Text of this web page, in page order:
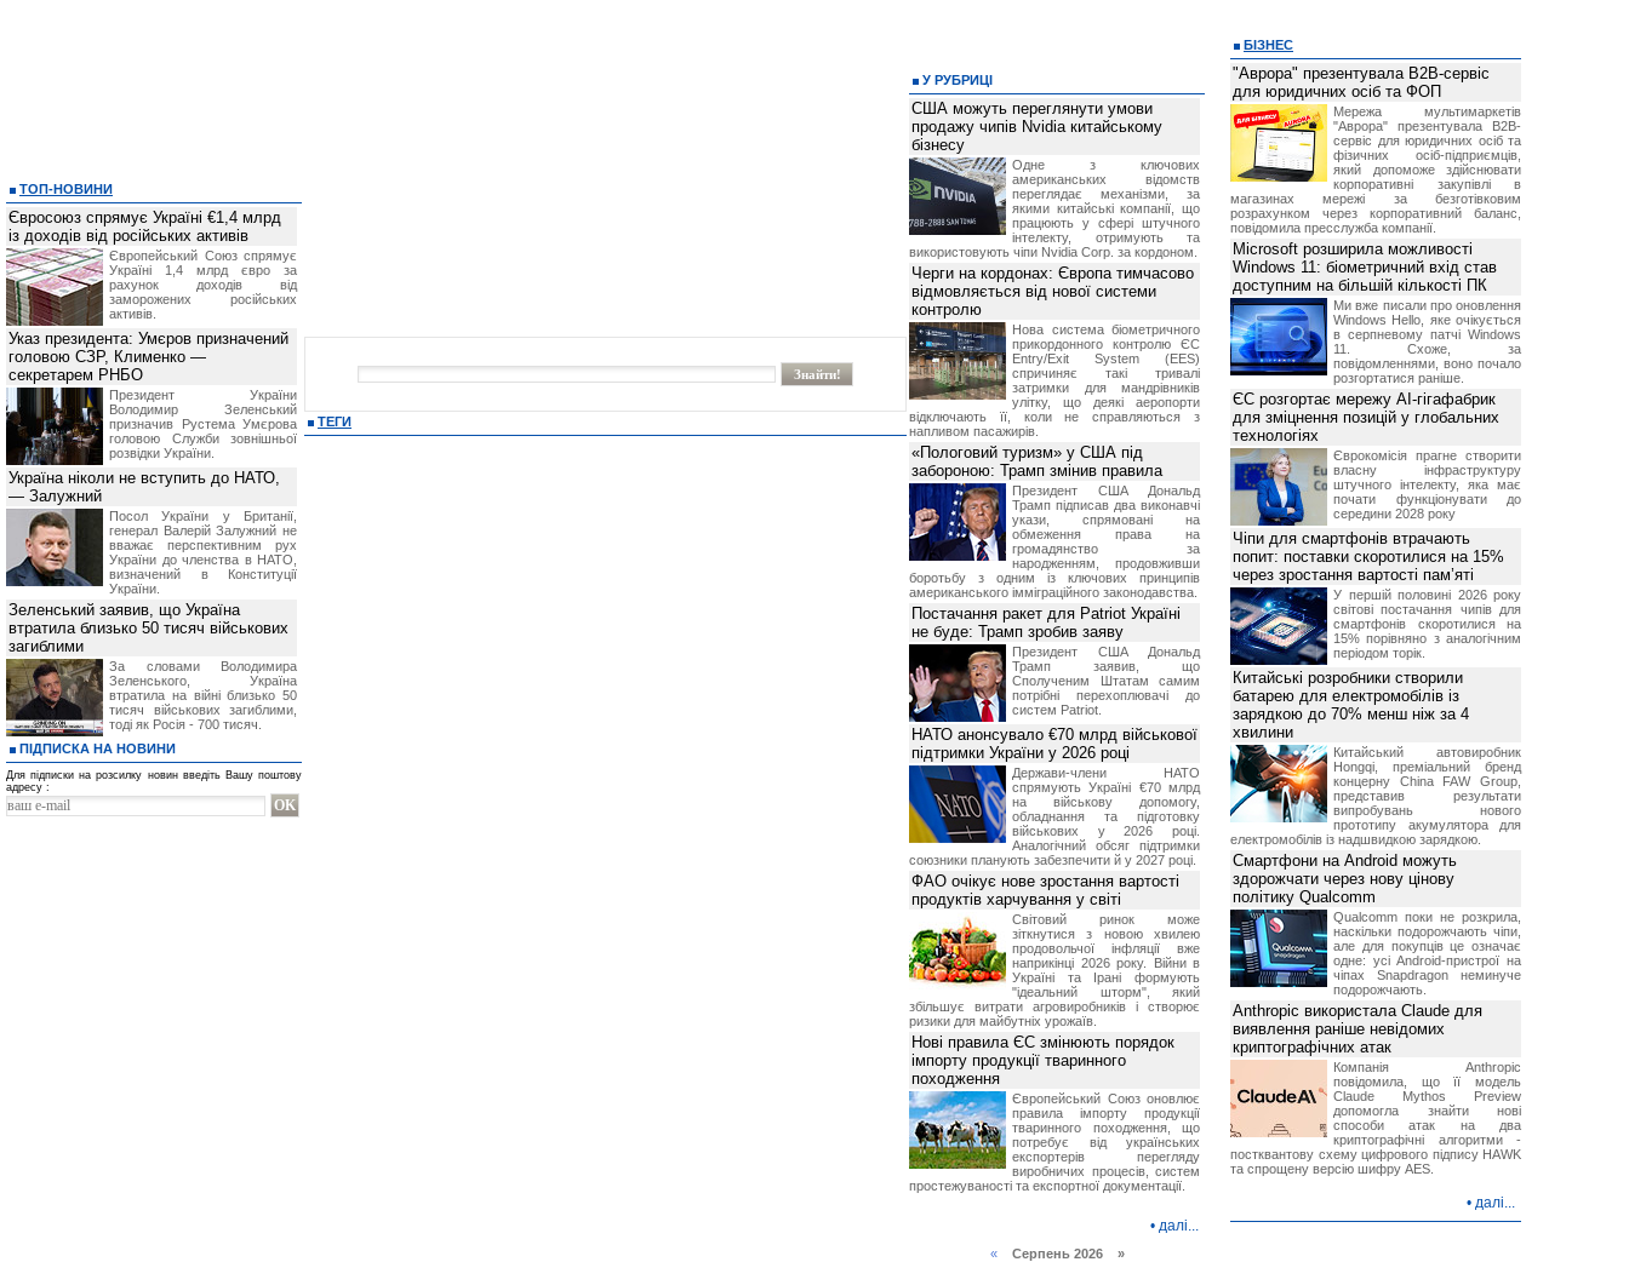
ТЕГИ
ТОП-НОВИНИ
Євросоюз спрямує Україні €1,4 млрд
із доходів від російських активів
Європейський Союз спрямує
Україні 1,4 млрд євро за
рахунок доходів від
заморожених російських
активів.
Указ президента: Умєров призначений
головою СЗР, Клименко —
секретарем РНБО
Президент України
Володимир Зеленський
призначив Pустема Умєрова
головою Служби зовнішньої
розвідки України.
Україна ніколи не вступить до НАТО,
— Залужний
Посол України у Британії,
генерал Валерій Залужний не
вважає перспективним рух
України до членства в НАТО,
визначений в Конституції
України.
Зеленський заявив, що Україна
втратила близько 50 тисяч військових
загиблими
За словами Володимира
Зеленського, Україна
втратила на війні близько 50
тисяч військових загиблими,
тоді як Росія - 700 тисяч.
ПІДПИСКА НА НОВИНИ
Для підписки на розсилку новин введіть Вашу поштову
адресу :
У РУБРИЦІ
США можуть переглянути умови
продажу чипів Nvidia китайському
бізнесу
Одне з ключових
американських відомств
переглядає механізми, за
якими китайські компанії, що
працюють у сфері штучного
інтелекту, отримують та
використовують чіпи Nvidia Corp. за кордоном.
Черги на кордонах: Європа тимчасово
відмовляється від нової системи
контролю
Нова система біометричного
прикордонного контролю ЄС
Entry/Exit System (EES)
спричиняє такі тривалі
затримки для мандрівників
улітку, що деякі аеропорти
відключають її, коли не справляються з
напливом пасажирів.
«Пологовий туризм» у США під
забороною: Трамп змінив правила
Президент США Дональд
Трамп підписав два виконавчі
укази, спрямовані на
обмеження права на
громадянство за
народженням, продовживши
боротьбу з одним із ключових принципів
американського імміграційного законодавства.
Постачання ракет для Patriot Україні
не буде: Трамп зробив заяву
Президент США Дональд
Трамп заявив, що
Сполученим Штатам самим
потрібні перехоплювачі до
систем Patriot.
НАТО анонсувало €70 млрд військової
підтримки України у 2026 році
Держави-члени НАТО
спрямують Україні €70 млрд
на військову допомогу,
обладнання та підготовку
військових у 2026 році.
Аналогічний обсяг підтримки
союзники планують забезпечити й у 2027 році.
ФАО очікує нове зростання вартості
продуктів харчування у світі
Світовий ринок може
зіткнутися з новою хвилею
продовольчої інфляції вже
наприкінці 2026 року. Війни в
Україні та Ірані формують
"ідеальний шторм", який
збільшує витрати агровиробників і створює
ризики для майбутніх урожаїв.
Нові правила ЄС змінюють порядок
імпорту продукції тваринного
походження
Європейський Союз оновлює
правила імпорту продукції
тваринного походження, що
потребує від українських
експортерів перегляду
виробничих процесів, систем
простежуваності та експортної документації.
• далі...
«Серпень 2026 »
БІЗНЕС
"Аврора" презентувала B2B-сервіс
для юридичних осіб та ФОП
Мережа мультимаркетів
"Аврора" презентувала B2B-
сервіс для юридичних осіб та
фізичних осіб-підприємців,
який допоможе здійснювати
корпоративні закупівлі в
магазинах мережі за безготівковим
розрахунком через корпоративний баланс,
повідомила пресслужба компанії.
Microsoft розширила можливості
Windows 11: біометричний вхід став
доступним на більшій кількості ПК
Ми вже писали про оновлення
Windows Hello, яке очікується
в серпневому патчі Windows
11. Схоже, за
повідомленнями, воно почало
розгортатися раніше.
ЄС розгортає мережу AI-гігафабрик
для зміцнення позицій у глобальних
технологіях
Єврокомісія прагне створити
власну інфраструктуру
штучного інтелекту, яка має
почати функціонувати до
середини 2028 року
Чіпи для смартфонів втрачають
попит: поставки скоротилися на 15%
через зростання вартості пам’яті
У першій половині 2026 року
світові постачання чипів для
смартфонів скоротилися на
15% порівняно з аналогічним
періодом торік.
Китайські розробники створили
батарею для електромобілів із
зарядкою до 70% менш ніж за 4
хвилини
Китайський автовиробник
Hongqi, преміальний бренд
концерну China FAW Group,
представив результати
випробувань нового
прототипу акумулятора для
електромобілів із надшвидкою зарядкою.
Смартфони на Android можуть
здорожчати через нову цінову
політику Qualcomm
Qualcomm поки не розкрила,
наскільки подорожчають чіпи,
але для покупців це означає
одне: усі Android-пристрої на
чіпах Snapdragon неминуче
подорожчають.
Anthropic використала Claude для
виявлення раніше невідомих
криптографічних атак
Компанія Anthropic
повідомила, що її модель
Claude Mythos Preview
допомогла знайти нові
способи атак на два
криптографічні алгоритми -
постквантову схему цифрового підпису HAWK
та спрощену версію шифру AES.
• далі...